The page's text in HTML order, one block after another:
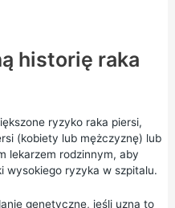
historię raka
ryzyko raka piersi,
(kobiety lub mężczyznę) lub
lekarzem rodzinnym, aby
wysokiego ryzyka w szpitalu.
genetyczne, jeśli uzna to